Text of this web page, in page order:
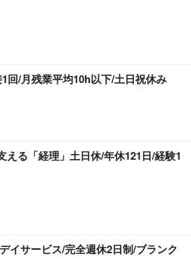
回/月残業平均10h以下/土日祝休み
える「経理」土日休/年休121日/経験1
イサービス/完全週休2日制/ブランク